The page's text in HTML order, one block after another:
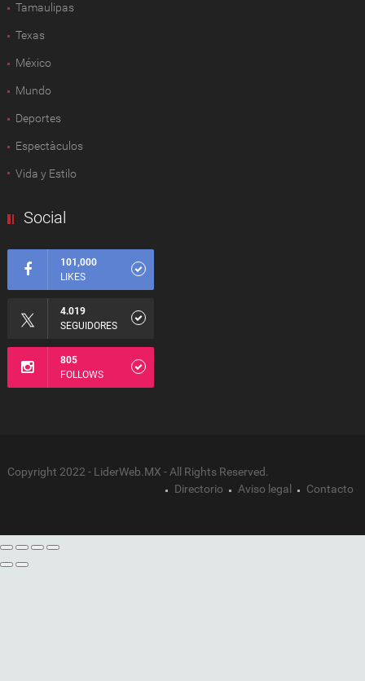
Tamaulipas
Texas
México
Mundo
Deportes
Espectàculos
Vida y Estilo
Social
101,000
LIKES
4.019
SEGUIDORES
805
FOLLOWS
Copyright 2022 - LiderWeb.MX - All Rights Reserved.
Directorio
Aviso legal Contacto